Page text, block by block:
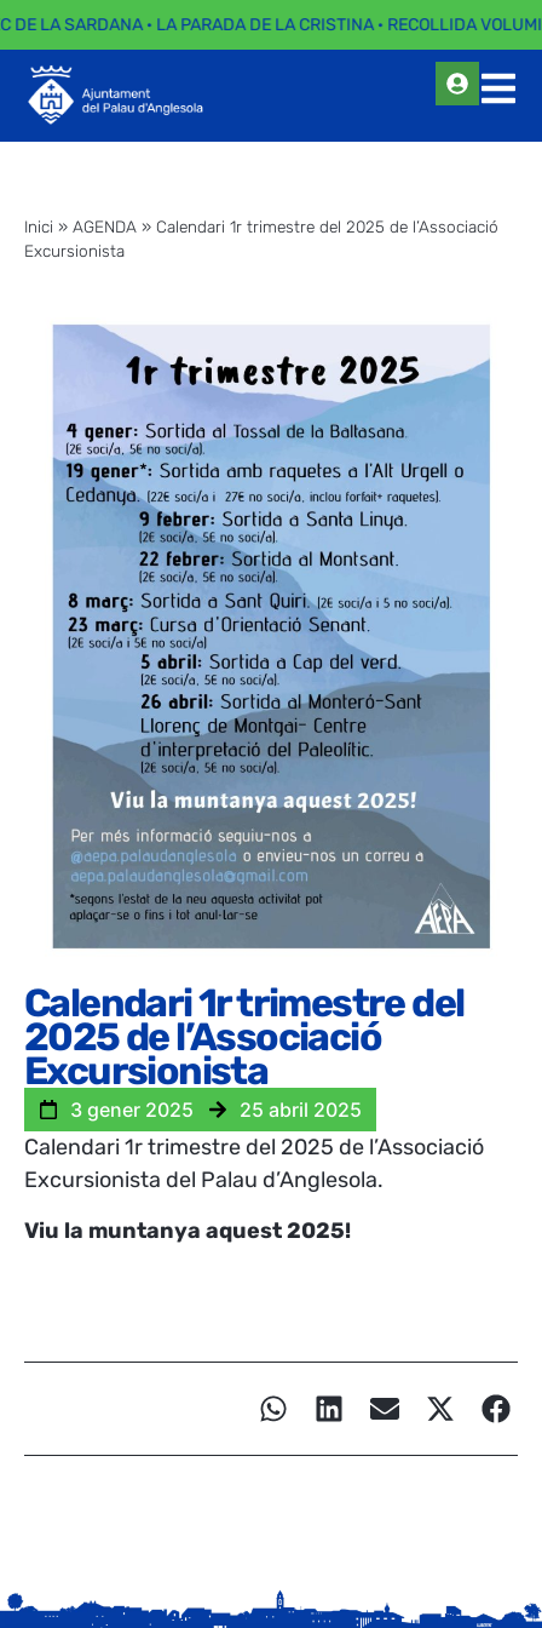
DE LA SARDANA · LA PARADA DE LA CRISTINA · RECOLLIDA
Inici » AGENDA » Calendari 1r trimestre del 2025 de l’Associació
Excursionista
Calendari 1r trimestre del
2025 de l’Associació
Excursionista
3 gener 2025 25 abril 2025
Calendari 1r trimestre del 2025 de l’Associació
Excursionista del Palau d’Anglesola.
Viu la muntanya aquest 2025!